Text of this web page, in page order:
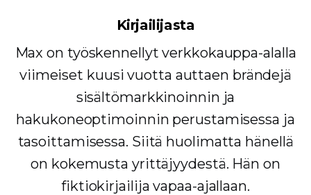
Kirjailijasta
Max on työskennellyt verkkokauppa-alalla
viimeiset kuusi vuotta auttaen brändejä
sisältömarkkinoinnin ja
hakukoneoptimoinnin perustamisessa ja
tasoittamisessa. Siitä huolimatta hänellä
on kokemusta yrittäjyydestä. Hän on
fiktiokirjailija vapaa-ajallaan.